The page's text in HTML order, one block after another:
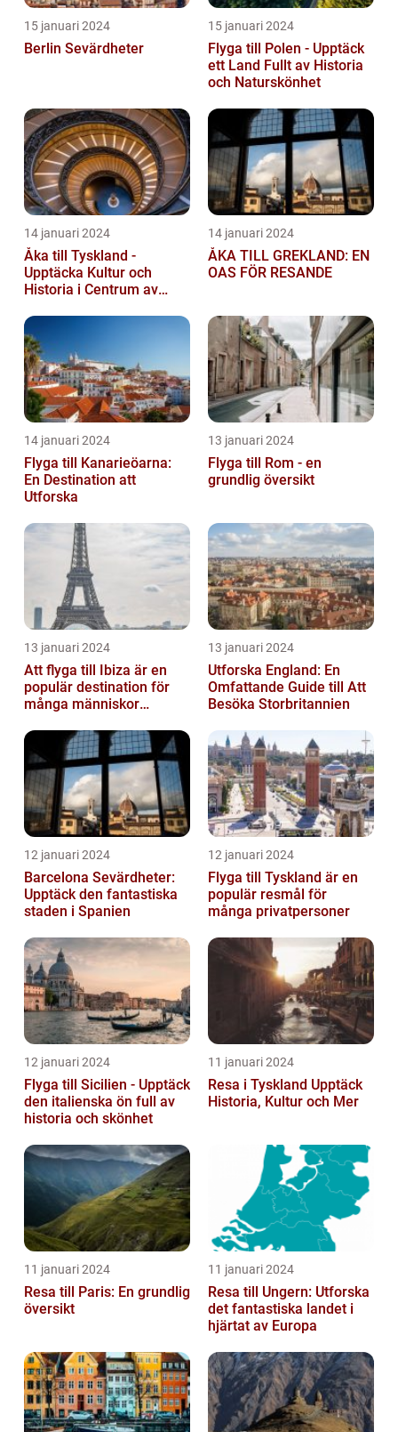
15 januari 2024
Berlin Sevärdheter
15 januari 2024
Flyga till Polen - Upptäck
ett Land Fullt av Historia
och Naturskönhet
14 januari 2024
Åka till Tyskland -
Upptäcka Kultur och
Historia i Centrum av
14 januari 2024
ÅKA TILL GREKLAND: EN
OAS FÖR RESANDE
14 januari 2024
Flyga till Kanarieöarna:
En Destination att
Utforska
13 januari 2024
Flyga till Rom - en
grundlig översikt
13 januari 2024
Att flyga till Ibiza är en
populär destination för
många människor
13 januari 2024
Utforska England: En
Omfattande Guide till Att
Besöka Storbritannien
12 januari 2024
Barcelona Sevärdheter:
Upptäck den fantastiska
staden i Spanien
12 januari 2024
Flyga till Tyskland är en
populär resmål för
många privatpersoner
12 januari 2024
Flyga till Sicilien - Upptäck
den italienska ön full av
historia och skönhet
11 januari 2024
Resa i Tyskland Upptäck
Historia, Kultur och Mer
11 januari 2024
Resa till Paris: En grundlig
översikt
11 januari 2024
Resa till Ungern: Utforska
det fantastiska landet i
hjärtat av Europa